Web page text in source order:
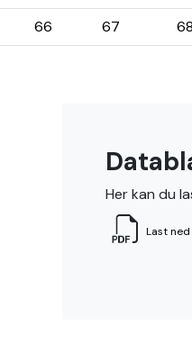
66 67 68
Her kan du
Last